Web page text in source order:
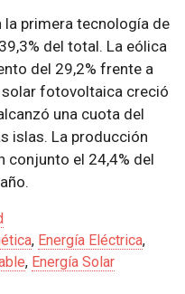
primera tecnología de
del total. La eólica
del 29,2% frente a
fotovoltaica creció
una cuota del
islas. La producción
conjunto el 24,4% del
, Energía Eléctrica,
, Energía Solar